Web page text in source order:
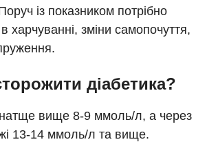
із показником потрібно
харчуванні, зміни самопочуття,
діабетика?
натще вище 8-9 ммоль/л, а через
13-14 ммоль/л та вище.